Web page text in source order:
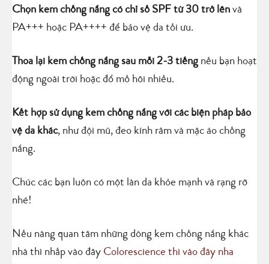
Chọn kem chống nắng có chỉ số SPF từ 30 trở lên và
PA+++ hoặc PA++++ để bảo vệ da tối ưu.
Thoa lại kem chống nắng sau mỗi 2-3 tiếng nếu bạn hoạt
động ngoài trời hoặc đổ mồ hôi nhiều.
Kết hợp sử dụng kem chống nắng với các biện pháp bảo
vệ da khác, như đội mũ, đeo kính râm và mặc áo chống
nắng.
Chúc các bạn luôn có một làn da khỏe mạnh và rạng rỡ
nhé!
Nếu nàng quan tâm những dòng kem chống nắng khác
nhà thì nhấp vào đây Colorescience thì vào đây nha